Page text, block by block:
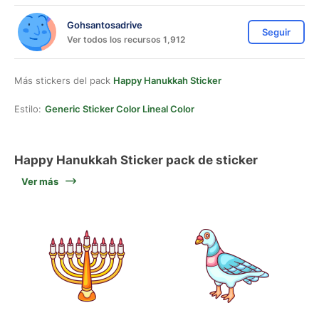
Gohsantosadrive
Ver todos los recursos 1,912
Seguir
Más stickers del pack Happy Hanukkah Sticker
Estilo: Generic Sticker Color Lineal Color
Happy Hanukkah Sticker pack de sticker
Ver más